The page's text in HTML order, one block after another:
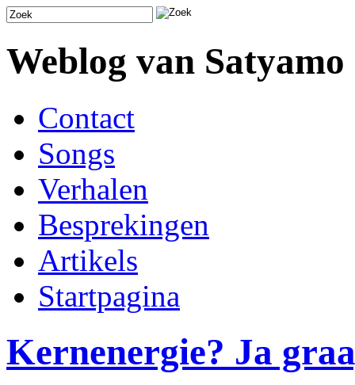
Weblog van Satyamo
Contact
Songs
Verhalen
Besprekingen
Artikels
Startpagina
Kernenergie? Ja